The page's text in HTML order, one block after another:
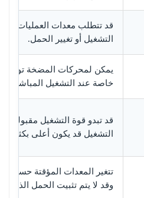
قد تتطلب معدات العمليات جهدا
التشغيل أو تغيير الحمل.
يمكن لمحركات المضخة توليد
خاصة عند التشغيل المباشر
قد تبدو قوة التشغيل مقبولة،
التشغيل قد يكون أعلى بكثير.
تتغير المعدات المؤقتة حسب
وقد لا يتم تثبيت الحمل الذروة.